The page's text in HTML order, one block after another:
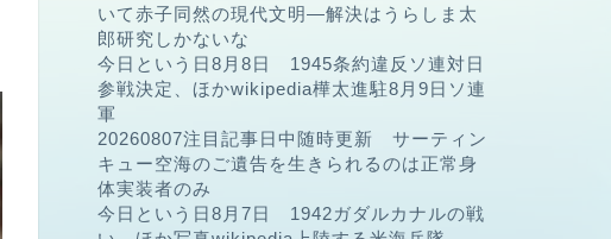
いて赤子同然の現代文明—解決はうらしま太
郎研究しかないな
今日という日8月8日 1945条約違反ソ連対日
参戦決定、ほかwikipedia樺太進駐8月9日ソ連
軍
20260807注目記事日中随時更新 サーティン
キュー空海のご遺告を生きられるのは正常身
体実装者のみ
今日という日8月7日 1942ガダルカナルの戦